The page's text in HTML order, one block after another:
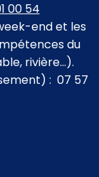
00 54
end et les
du
rivière…).
: 07 57